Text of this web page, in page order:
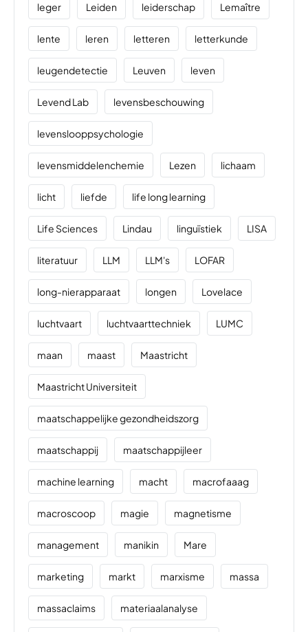
leger Leiden leiderschap Lemaître
lente leren letteren letterkunde
leugendetectie Leuven leven
Levend Lab levensbeschouwing
levenslooppsychologie
levensmiddelenchemie Lezen lichaam
licht liefde life long learning
Life Sciences Lindau linguïstiek LISA
literatuur LLM LLM's LOFAR
long-nierapparaat longen Lovelace
luchtvaart luchtvaarttechniek LUMC
maan maast Maastricht
Maastricht Universiteit
maatschappelijke gezondheidszorg
maatschappij maatschappijleer
machine learning macht macrofaaag
macroscoop magie magnetisme
management manikin Mare
marketing markt marxisme massa
massaclaims materiaalanalyse